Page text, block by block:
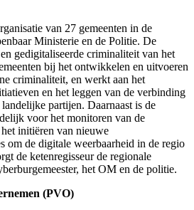
van 27 gemeenten in de
Ministerie en de Politie. De
gedigitaliseerde criminaliteit van het
bij het ontwikkelen en uitvoeren
criminaliteit, en werkt aan het
en het leggen van de verbinding
partijen. Daarnaast is de
voor het monitoren van de
initiëren van nieuwe
om de digitale weerbaarheid in de regio
de ketenregisseur de regionale
het OM en de politie.
(PVO)